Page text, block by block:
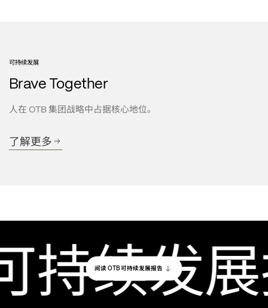
可持续发展
Brave Together
人在 OTB 集团战略中占据核心地位。
了解更多
续发展
阅读 OTB可持续发展报告